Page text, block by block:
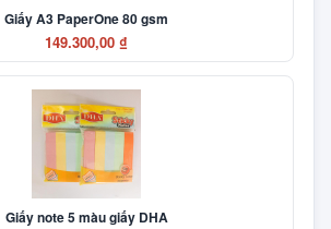
Giấy A3 PaperOne 80 gsm
149.300,00 ₫
Giấy note 5 màu giấy DHA